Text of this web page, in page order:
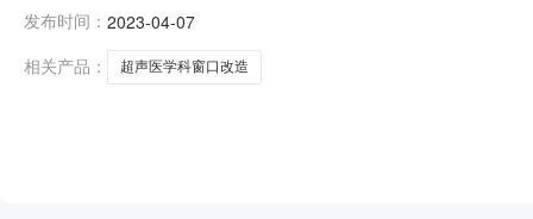
示1个工作日。三、监督部门本招标项目的监督部门为榆
发布时间： 2023-04-07
相关产品：
超声医学科窗口改造